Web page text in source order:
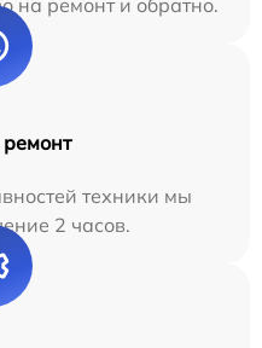
техники мы
2 часов.